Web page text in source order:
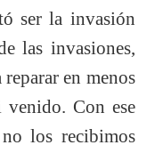
ser la invasión
las invasiones,
en menos
venido. Con ese
los recibimos